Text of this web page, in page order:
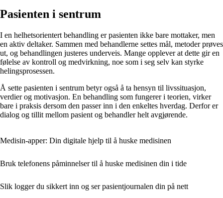
Pasienten i sentrum
I en helhetsorientert behandling er pasienten ikke bare mottaker, men
en aktiv deltaker. Sammen med behandlerne settes mål, metoder prøves
ut, og behandlingen justeres underveis. Mange opplever at dette gir en
følelse av kontroll og medvirkning, noe som i seg selv kan styrke
helingsprosessen.
Å sette pasienten i sentrum betyr også å ta hensyn til livssituasjon,
verdier og motivasjon. En behandling som fungerer i teorien, virker
bare i praksis dersom den passer inn i den enkeltes hverdag. Derfor er
dialog og tillit mellom pasient og behandler helt avgjørende.
Medisin-apper: Din digitale hjelp til å huske medisinen
Bruk telefonens påminnelser til å huske medisinen din i tide
Slik logger du sikkert inn og ser pasientjournalen din på nett